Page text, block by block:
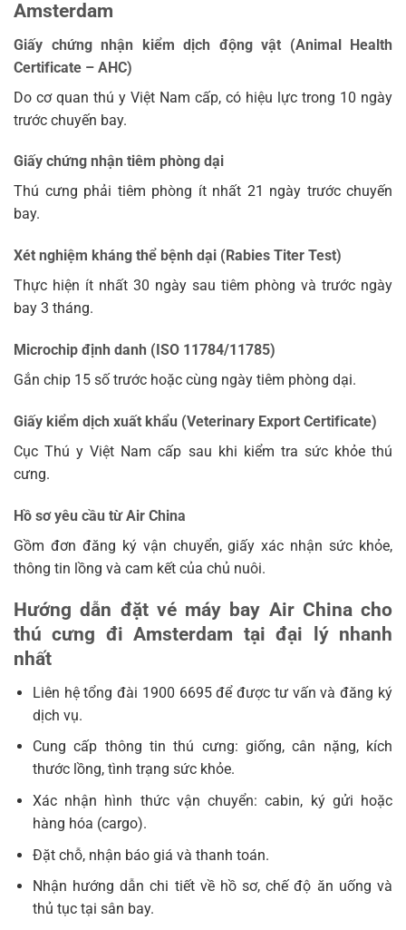
Amsterdam
Giấy chứng nhận kiểm dịch động vật (Animal Health
Certificate – AHC)
Do cơ quan thú y Việt Nam cấp, có hiệu lực trong 10 ngày
trước chuyến bay.
Giấy chứng nhận tiêm phòng dại
Thú cưng phải tiêm phòng ít nhất 21 ngày trước chuyến
bay.
Xét nghiệm kháng thể bệnh dại (Rabies Titer Test)
Thực hiện ít nhất 30 ngày sau tiêm phòng và trước ngày
bay 3 tháng.
Microchip định danh (ISO 11784/11785)
Gắn chip 15 số trước hoặc cùng ngày tiêm phòng dại.
Giấy kiểm dịch xuất khẩu (Veterinary Export Certificate)
Cục Thú y Việt Nam cấp sau khi kiểm tra sức khỏe thú
cưng.
Hồ sơ yêu cầu từ Air China
Gồm đơn đăng ký vận chuyển, giấy xác nhận sức khỏe,
thông tin lồng và cam kết của chủ nuôi.
Hướng dẫn đặt vé máy bay Air China cho
thú cưng đi Amsterdam tại đại lý nhanh
nhất
Liên hệ tổng đài 1900 6695 để được tư vấn và đăng ký
dịch vụ.
Cung cấp thông tin thú cưng: giống, cân nặng, kích
thước lồng, tình trạng sức khỏe.
Xác nhận hình thức vận chuyển: cabin, ký gửi hoặc
hàng hóa (cargo).
Đặt chỗ, nhận báo giá và thanh toán.
Nhận hướng dẫn chi tiết về hồ sơ, chế độ ăn uống và
thủ tục tại sân bay.